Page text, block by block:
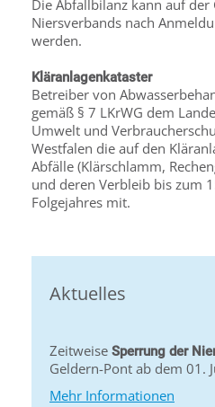
Die Abfallbilanz kann auf der
Niersverbands nach
werden.
Kläranlagenkataster
Betreiber von
gemäß § 7 LKrWG dem
Umwelt und
Westfalen die auf den
Abfälle (Klärschlamm,
und deren Verbleib bis zum
Folgejahres mit.
Aktuelles
Zeitweise Sperrung der
Geldern-Pont ab dem 01.
Mehr Informationen